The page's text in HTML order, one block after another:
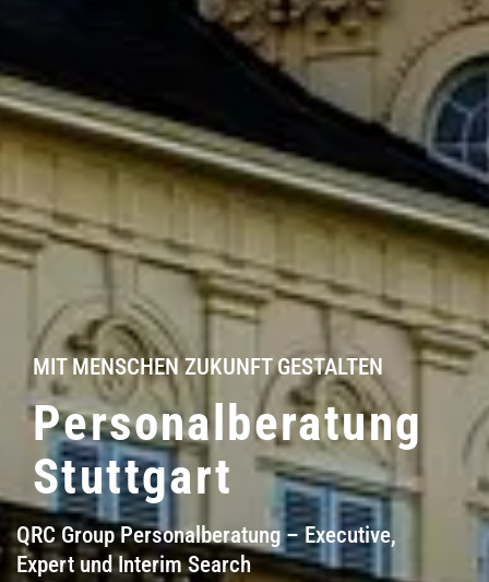
MIT MENSCHEN ZUKUNFT GESTALTEN
Personalberatung
Stuttgart
QRC Group Personalberatung – Executive,
Expert und Interim Search